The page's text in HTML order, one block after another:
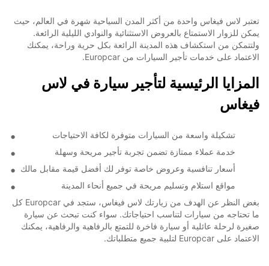
تعتبر لاس فيغاس واحدة من أكثر المدن السياحية شهرة في العالم، حيث
يمكن للزوار الاستمتاع بالعروض الاستثنائية والنوادي الليلية الرائعة.
ولتتمكن من استكشاف هذه المدينة الرائعة بكل حرية وراحة، يمكنك
الاعتماد على خدمات تأجير السيارات من Europcar.
المزايا الرئيسية لتأجير سيارة في لاس
فيغاس
تشكيلة واسعة من السيارات متوفرة لكافة الاحتياجات
خدمة عملاء ممتازة تضمن تجربة تأجير مريحة وسهلة
أسعار تنافسية وعروض خاصة توفر لك أفضل قيمة مقابل مالك
مواقع استلام وتسليم مريحة في جميع أنحاء المدينة
بغض النظر عن الهدف من زيارتك لاس فيغاس، ستجد في Europcar كل
ما تحتاجه من سيارات لتناسب احتياجاتك. سواء كنت تبحث عن سيارة
صغيرة لرحلة عائلية أو سيارة فاخرة للتمتع بالرفاهية والرفاهية، يمكنك
الاعتماد على Europcar لتلبية جميع متطلباتك.